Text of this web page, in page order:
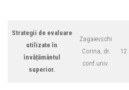
Strategii de evaluare
utilizate în
învățământul
superior.
Zagaievschi
Corina, dr.
conf.univ.
12